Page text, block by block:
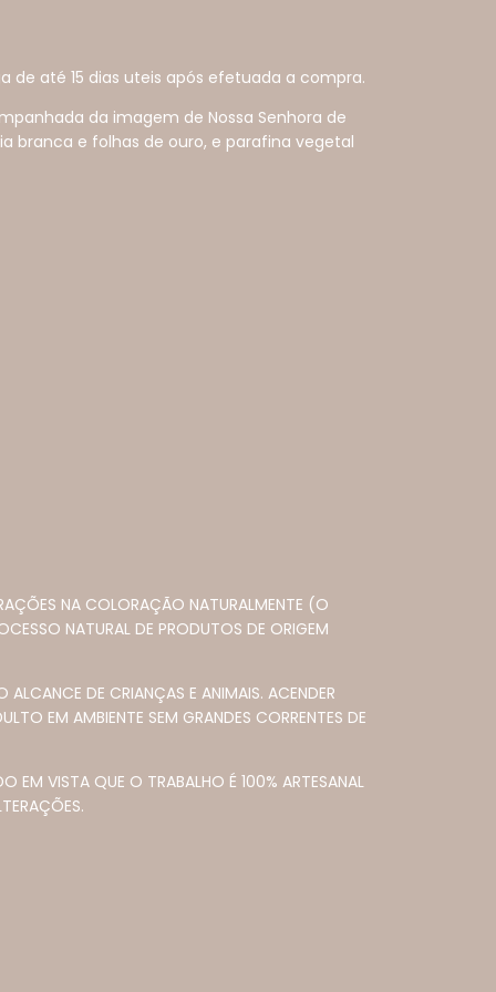
de até 15 dias uteis após efetuada a compra.
da imagem de Nossa Senhora de
branca e folhas de ouro, e parafina vegetal
NA COLORAÇÃO NATURALMENTE (O
NATURAL DE PRODUTOS DE ORIGEM
ALCANCE DE CRIANÇAS E ANIMAIS. ACENDER
EM AMBIENTE SEM GRANDES CORRENTES DE
EM VISTA QUE O TRABALHO É 100% ARTESANAL